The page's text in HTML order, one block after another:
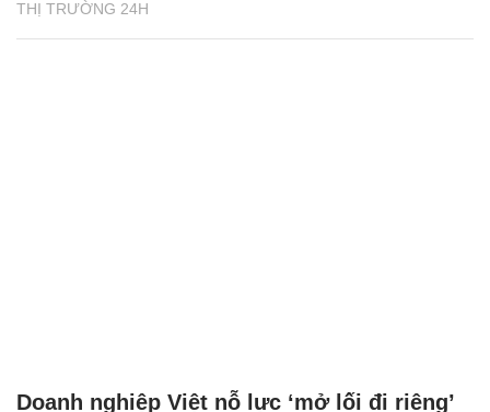
THỊ TRƯỜNG 24H
Doanh nghiệp Việt nỗ lực ‘mở lối đi riêng’